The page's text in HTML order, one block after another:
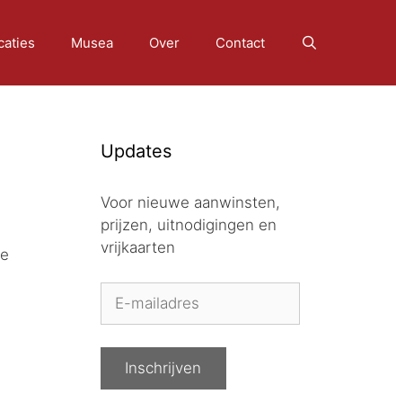
Musea Over Contact
Updates
Voor nieuwe aanwinsten,
prijzen, uitnodigingen en
vrijkaarten